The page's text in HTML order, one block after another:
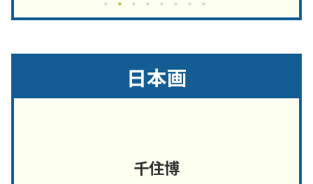
日本画
千住博